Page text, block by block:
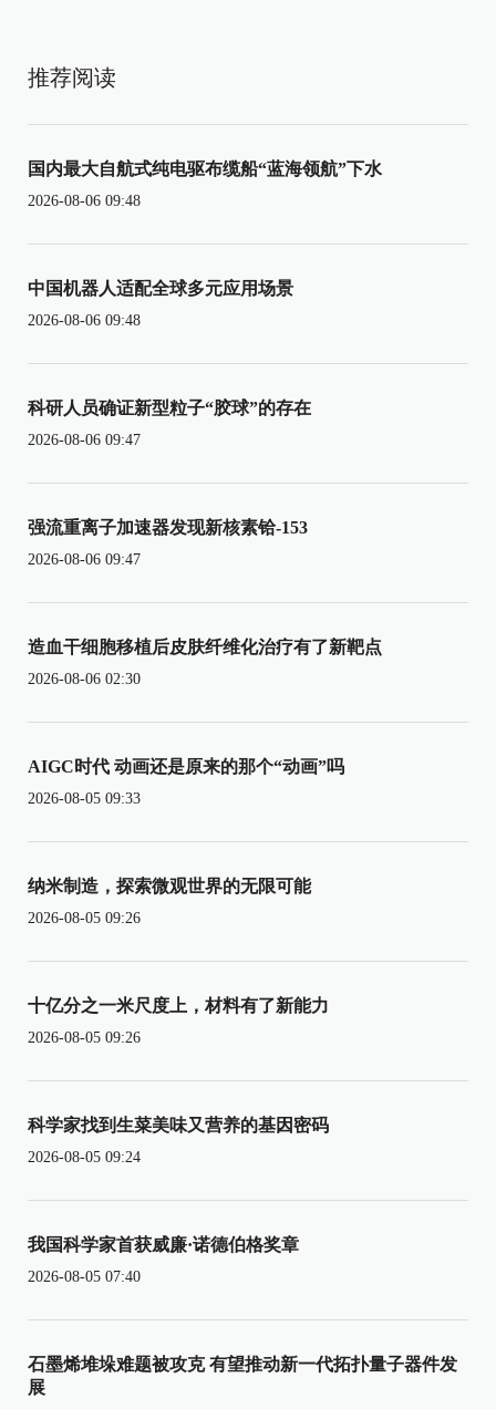
推荐阅读
国内最大自航式纯电驱布缆船“蓝海领航”下水
2026-08-06 09:48
中国机器人适配全球多元应用场景
2026-08-06 09:48
科研人员确证新型粒子“胶球”的存在
2026-08-06 09:47
强流重离子加速器发现新核素铪-153
2026-08-06 09:47
造血干细胞移植后皮肤纤维化治疗有了新靶点
2026-08-06 02:30
AIGC时代 动画还是原来的那个“动画”吗
2026-08-05 09:33
纳米制造，探索微观世界的无限可能
2026-08-05 09:26
十亿分之一米尺度上，材料有了新能力
2026-08-05 09:26
科学家找到生菜美味又营养的基因密码
2026-08-05 09:24
我国科学家首获威廉·诺德伯格奖章
2026-08-05 07:40
石墨烯堆垛难题被攻克 有望推动新一代拓扑量子器件发
展